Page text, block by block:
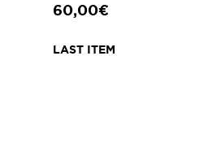
60,00€
LAST ITEM